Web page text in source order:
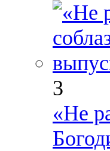
3
«Не